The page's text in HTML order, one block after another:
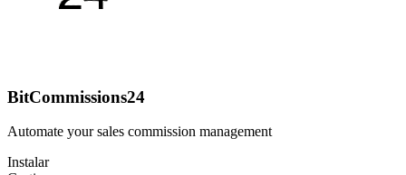
BitCommissions24
Automate your sales commission management
Instalar